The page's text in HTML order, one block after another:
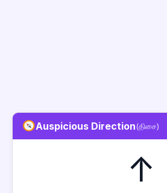
Auspicious Direction(திசை)
↑